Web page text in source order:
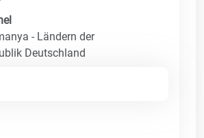
- Ländern der
Deutschland